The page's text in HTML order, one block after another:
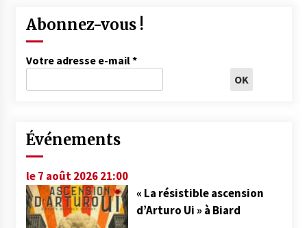
Abonnez-vous !
Votre adresse e-mail*
Événements
le 7 août 2026 21:00
« La résistible ascension
d’Arturo Ui » à Biard